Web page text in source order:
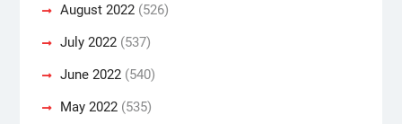
August 2022(526)
July 2022(537)
June 2022(540)
May 2022(535)